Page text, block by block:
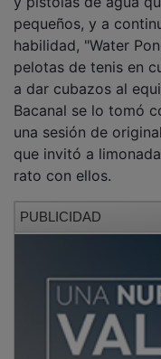
pequeños, y a
habilidad, "Water
pelotas de tenis en
a dar cubazos al
Bacanal se lo tomó
una sesión de
que invitó a
rato con ellos.